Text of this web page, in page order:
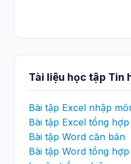
Tài liệu học tập Tin
Bài tập Excel nhập
Bài tập Excel tổng hợp
Bài tập Word căn bản
Bài tập Word tổng hợp